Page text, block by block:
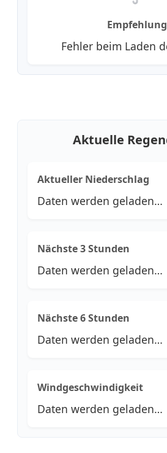
Empfehlung
Fehler beim Laden
Aktuelle
Aktueller Niederschlag
Daten werden geladen…
Nächste 3 Stunden
Daten werden geladen…
Nächste 6 Stunden
Daten werden geladen…
Windgeschwindigkeit
Daten werden geladen…